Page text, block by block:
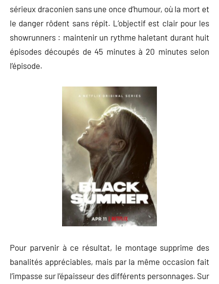
sérieux draconien sans une once d’humour, où la mort et
le danger rôdent sans répit. L’objectif est clair pour les
showrunners : maintenir un rythme haletant durant huit
épisodes découpés de 45 minutes à 20 minutes selon
l’épisode.
Pour parvenir à ce résultat, le montage supprime des
banalités appréciables, mais par la même occasion fait
l’impasse sur l’épaisseur des différents personnages. Sur